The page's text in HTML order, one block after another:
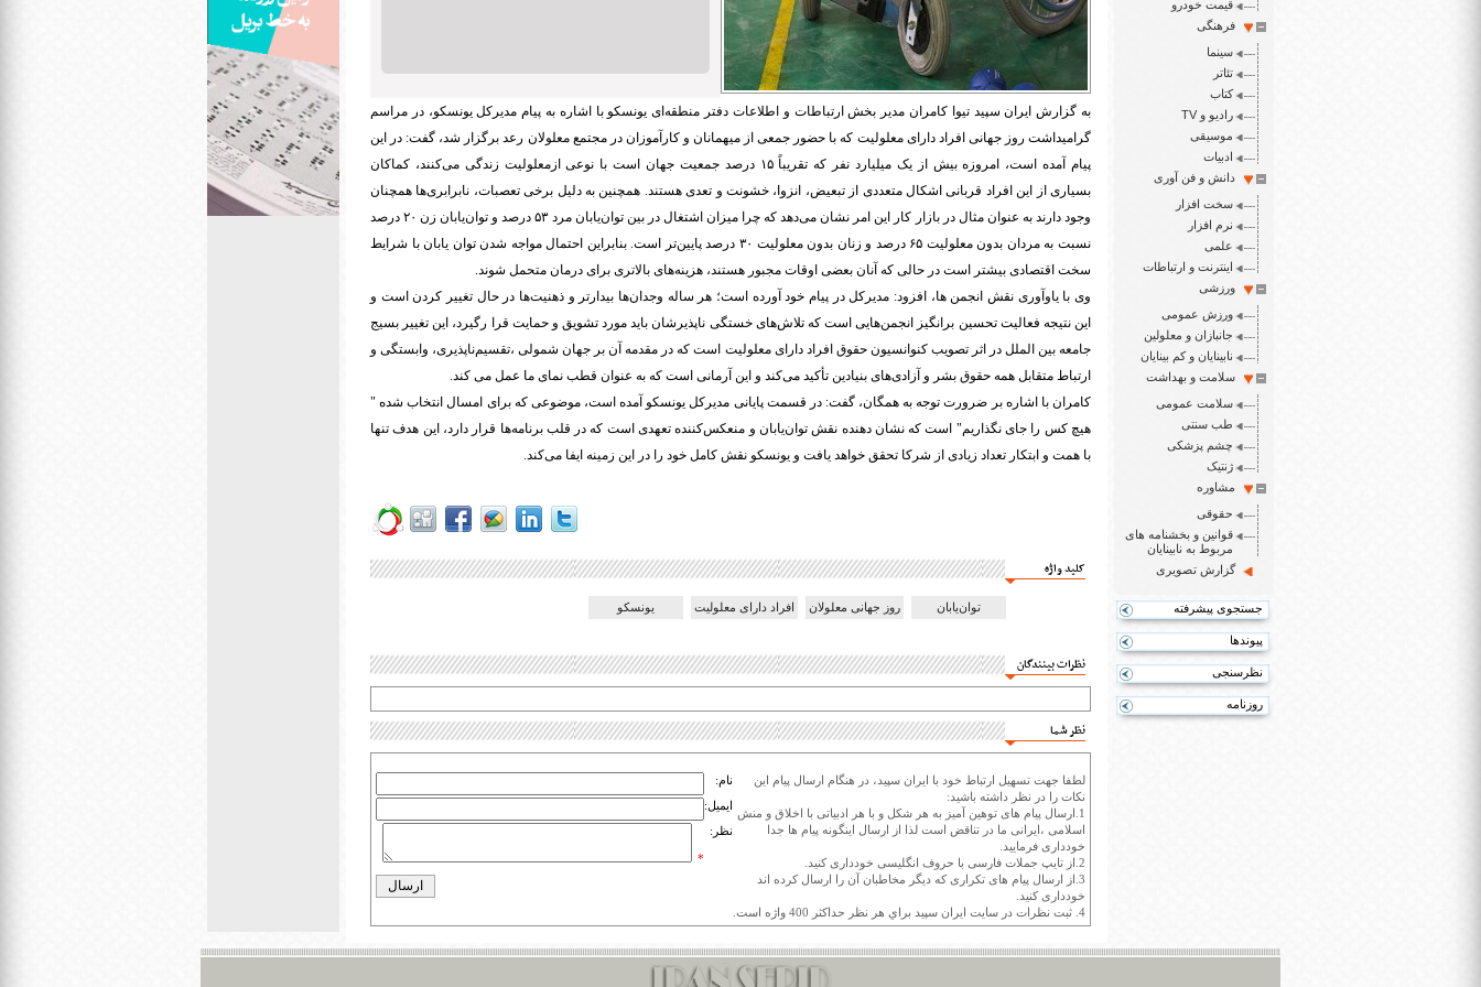
قیمت خودرو
فرهنگی
سینما
تئاتر
کتاب
رادیو و TV
موسیقی
ادبیات
دانش و فن آوری
سخت افزار
نرم افزار
علمی
اینترنت و ارتباطات
ورزشی
ورزش عمومی
جانبازان و معلولین
نابینایان و کم بینایان
سلامت و بهداشت
سلامت عمومی
طب سنتی
چشم پزشکی
ژنتیک
مشاوره
حقوقی
قوانین و بخشنامه های
مربوط به نابینایان
گزارش تصویری
جستجوی پیشرفته
پیوندها
نظرسنجی
روزنامه
به گزارش ایران سپید تیوا کامران مدیر بخش ارتباطات و اطلاعات دفتر منطقه‌ای یونسکو با اشاره به پیام مدیرکل یونسکو، در مراسم
گرامیداشت روز جهانی افراد دارای معلولیت که با حضور جمعی از میهمانان و کارآموزان در مجتمع معلولان رعد برگزار شد، گفت: در این
پیام آمده است، امروزه بیش از یک میلیارد نفر که تقریباً ۱۵ درصد جمعیت جهان است با نوعی ازمعلولیت زندگی می‌کنند، کماکان
بسیاری از این افراد قربانی اشکال متعددی از تبعیض، انزوا، خشونت و تعدی هستند. همچنین به دلیل برخی تعصبات، نابرابری‌ها همچنان
وجود دارند به عنوان مثال در بازار کار این امر نشان می‌دهد که چرا میزان اشتغال در بین توان‌یابان مرد ۵۳ درصد و توان‌یابان زن ۲۰ درصد
نسبت به مردان بدون معلولیت ۶۵ درصد و زنان بدون معلولیت ۳۰ درصد پایین‌تر است. بنابراین احتمال مواجه شدن توان یابان با شرایط
سخت اقتصادی بیشتر است در حالی که آنان بعضی اوقات مجبور هستند، هزینه‌های بالاتری برای درمان متحمل شوند.
وی با یاوآوری نقش انجمن ها، افزود: مدیرکل در پیام خود آورده است؛ هر ساله وجدان‌ها بیدارتر و ذهنیت‌ها در حال تغییر کردن است و
این نتیجه فعالیت تحسین برانگیز انجمن‌هایی است که تلاش‌های خستگی ناپذیرشان باید مورد تشویق و حمایت قرا رگیرد، این تغییر بسیج
جامعه بین الملل در اثر تصویب کنوانسیون حقوق افراد دارای معلولیت است که در مقدمه آن بر جهان شمولی ،تقسیم‌ناپذیری، وابستگی و
ارتباط متقابل همه حقوق بشر و آزادی‌های بنیادین تأکید می‌کند و این آرمانی است که به عنوان قطب نمای ما عمل می کند.
کامران با اشاره بر ضرورت توجه به همگان، گفت: در قسمت پایانی مدیرکل یونسکو آمده است، موضوعی که برای امسال انتخاب شده "
هیچ کس را جای نگذاریم" است که نشان دهنده نقش توان‌یابان و منعکس‌کننده تعهدی است که در قلب برنامه‌ها قرار دارد، این هدف تنها
با همت و ابتکار تعداد زیادی از شرکا تحقق خواهد یافت و یونسکو نقش کامل خود را در این زمینه ایفا می‌کند.
کلید واژه
توان‌یابان روز جهانی معلولان افراد دارای معلولیت یونسکو
نظرات بینندگان
نظر شما
لطفا جهت تسهیل ارتباط خود با ایران سپید، در هنگام ارسال پیام این
نکات را در نظر داشته باشید:
1.ارسال پیام های توهین آمیز به هر شکل و با هر ادبیاتی با اخلاق و منش
اسلامی ،ایرانی ما در تناقض است لذا از ارسال اینگونه پیام ها جدا
خودداری فرمایید.
2.از تایپ جملات فارسی با حروف انگلیسی خودداری کنید.
3.از ارسال پیام های تکراری که دیگر مخاطبان آن را ارسال کرده اند
خودداری کنید.
4. ثبت نظرات در سايت ايران سپيد براي هر نظر حداکثر 400 واژه است.
نام:
ایمیل:
نظر:
*